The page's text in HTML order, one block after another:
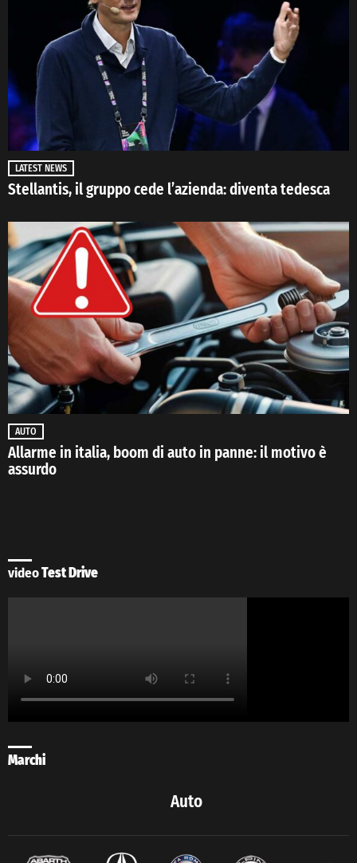
LATEST NEWS
Stellantis, il gruppo cede l’azienda: diventa tedesca
AUTO
Allarme in italia, boom di auto in panne: il motivo è
assurdo
videoTest Drive
Marchi
Auto